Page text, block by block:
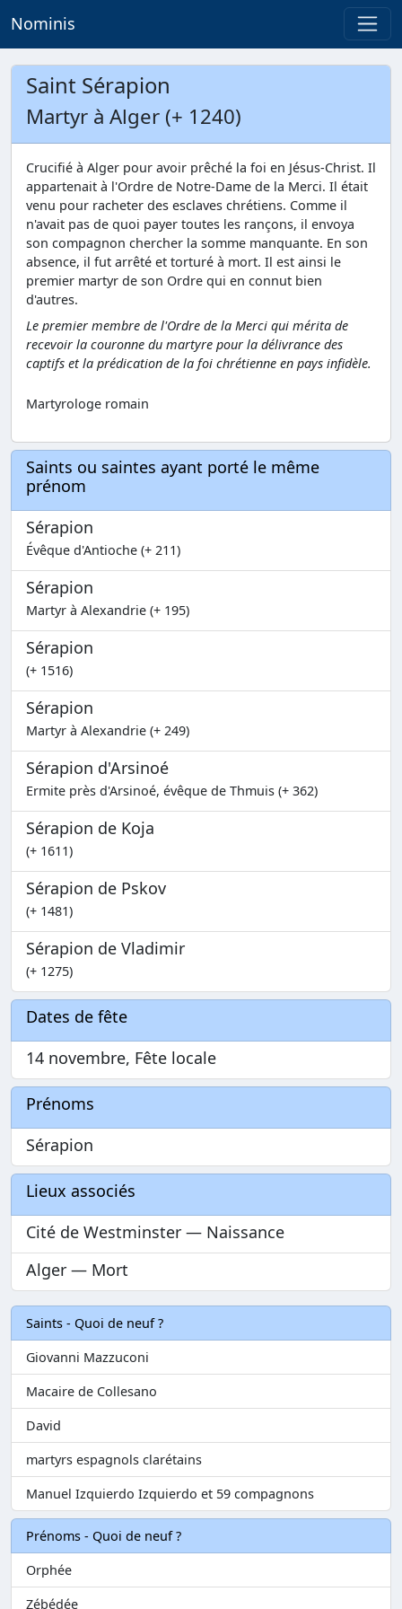
Nominis
Saint Sérapion
Martyr à Alger (+ 1240)
Crucifié à Alger pour avoir prêché la foi en Jésus-Christ. Il
appartenait à l'Ordre de Notre-Dame de la Merci. Il était
venu pour racheter des esclaves chrétiens. Comme il
n'avait pas de quoi payer toutes les rançons, il envoya
son compagnon chercher la somme manquante. En son
absence, il fut arrêté et torturé à mort. Il est ainsi le
premier martyr de son Ordre qui en connut bien
d'autres.
Le premier membre de l'Ordre de la Merci qui mérita de
recevoir la couronne du martyre pour la délivrance des
captifs et la prédication de la foi chrétienne en pays infidèle.
Martyrologe romain
Saints ou saintes ayant porté le même
prénom
Sérapion
Évêque d'Antioche (+ 211)
Sérapion
Martyr à Alexandrie (+ 195)
Sérapion
(+ 1516)
Sérapion
Martyr à Alexandrie (+ 249)
Sérapion d'Arsinoé
Ermite près d'Arsinoé, évêque de Thmuis (+ 362)
Sérapion de Koja
(+ 1611)
Sérapion de Pskov
(+ 1481)
Sérapion de Vladimir
(+ 1275)
Dates de fête
14 novembre, Fête locale
Prénoms
Sérapion
Lieux associés
Cité de Westminster — Naissance
Alger — Mort
Saints - Quoi de neuf ?
Giovanni Mazzuconi
Macaire de Collesano
David
martyrs espagnols clarétains
Manuel Izquierdo Izquierdo et 59 compagnons
Prénoms - Quoi de neuf ?
Orphée
Zébédée